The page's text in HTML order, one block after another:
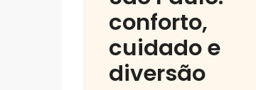
conforto,
cuidado e
diversão